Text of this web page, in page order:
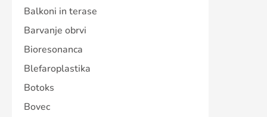
Balkoni in terase
Barvanje obrvi
Bioresonanca
Blefaroplastika
Botoks
Bovec